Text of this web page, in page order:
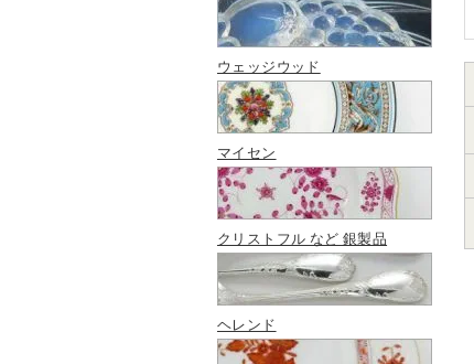
ウェッジウッド
マイセン
クリストフル など 銀製品
ヘレンド